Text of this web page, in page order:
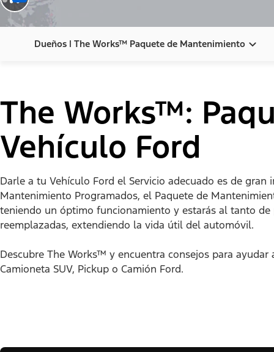
Dueños | The Works™ Paquete de Mantenimiento
Asistencia en la Carretera
Contáctenos
Garantía
Guías del Dueño
Mantenimiento
The Works™:
Vehículo Ford
Darle a tu Vehículo Ford el Servicio adecuado es de
Mantenimiento Programados, el Paquete de
teniendo un óptimo funcionamiento y estarás al tanto
reemplazadas, extendiendo la vida útil del automóvil.
Descubre The Works™ y encuentra consejos para
Camioneta SUV, Pickup o Camión Ford.